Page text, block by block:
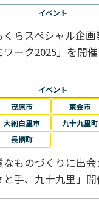
イベント
くらスペシャル企
ーク2025」を開催
イベント
茂原市
東金市
大網白里市
九十九里町
長柄町
ものづくりに出
、九十九里」開